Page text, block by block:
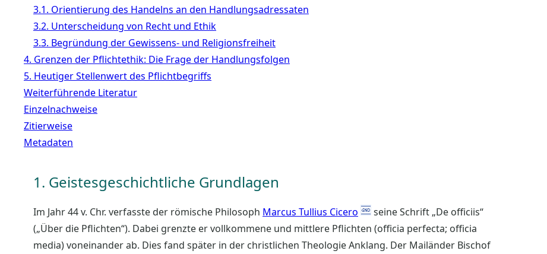
3.1. Orientierung des Handelns an den Handlungsadressaten
3.2. Unterscheidung von Recht und Ethik
3.3. Begründung der Gewissens- und Religionsfreiheit
4. Grenzen der Pflichtethik: Die Frage der Handlungsfolgen
5. Heutiger Stellenwert des Pflichtbegriffs
Weiterführende Literatur
Einzelnachweise
Zitierweise
Metadaten
1. Geistesgeschichtliche Grundlagen
Im Jahr 44 v. Chr. verfasste der römische Philosoph Marcus Tullius Cicero
seine Schrift „De officiis“
(„Über die Pflichten“). Dabei grenzte er vollkommene und mittlere Pflichten (officia perfecta; officia
media) voneinander ab. Dies fand später in der christlichen Theologie Anklang. Der Mailänder Bischof